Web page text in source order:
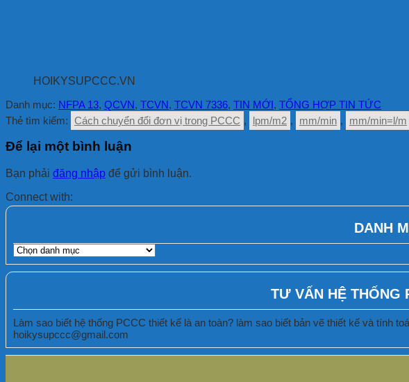
HOIKYSUPCCC.VN
Danh mục: NFPA 13, QCVN, TCVN, TCVN 7336, TIN MỚI, TỔNG HỢP TIN TỨC
Thẻ tìm kiếm: Cách chuyển đổi đơn vị trong PCCC , lpm/m2 , mm/min , mm/min=l/m
Để lại một bình luận
Bạn phải đăng nhập để gửi bình luận.
Connect with:
DANH
DANH
MỤC
BÀI
TƯ VẤN HỆ THỐNG
Làm sao biết hệ thống PCCC thiết kế là an toàn? làm sao biết bản vẽ thiết kế và tính
hoikysupccc@gmail.com